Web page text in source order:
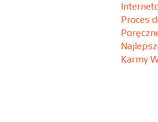
Proces
Karmy